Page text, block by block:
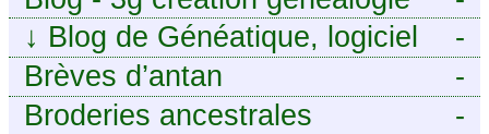
-
↓ Blog de Généatique, logiciel
de généalogie
-
Brèves d’antan
-
Broderies ancestrales